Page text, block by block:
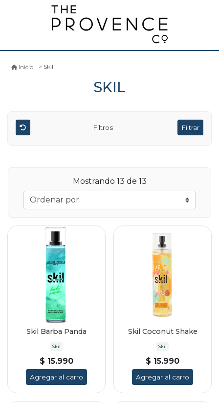
Inicio Skil
SKIL
Filtros Filtrar
Mostrando 13 de 13
Skil Barba Panda
Skil
$ 15.990
Agregar al carro
Skil Coconut Shake
Skil
$ 15.990
Agregar al carro